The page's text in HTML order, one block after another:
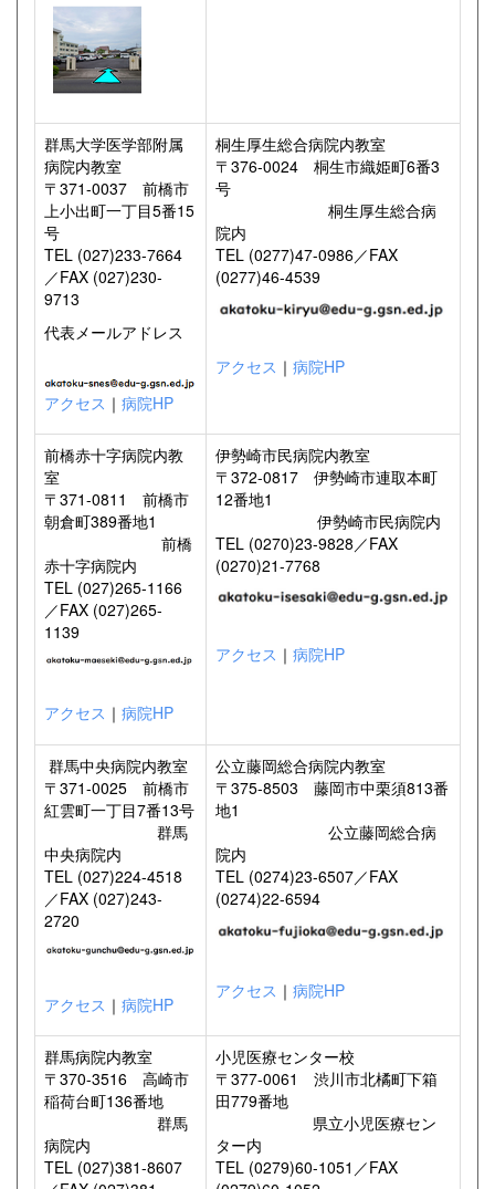
群馬大学医学部附属
病院内教室
〒371-0037 前橋市
上小出町一丁目5番15
号
TEL (027)233-7664
／FAX (027)230-
9713
代表メールアドレス
アクセス ｜ 病院HP
桐生厚生総合病院内教室
〒376-0024 桐生市織姫町6番3
号
桐生厚生総合病
院内
TEL (0277)47-0986／FAX
(0277)46-4539
アクセス ｜ 病院HP
前橋赤十字病院内教
室
〒371-0811 前橋市
朝倉町389番地1
前橋
赤十字病院内
TEL (027)265-1166
／FAX (027)265-
1139
アクセス ｜ 病院HP
伊勢崎市民病院内教室
〒372-0817 伊勢崎市連取本町
12番地1
伊勢崎市民病院内
TEL (0270)23-9828／FAX
(0270)21-7768
アクセス ｜ 病院HP
群馬中央病院内教室
〒371-0025 前橋市
紅雲町一丁目7番13号
群馬
中央病院内
TEL (027)224-4518
／FAX (027)243-
2720
アクセス ｜ 病院HP
公立藤岡総合病院内教室
〒375-8503 藤岡市中栗須813番
地1
公立藤岡総合病
院内
TEL (0274)23-6507／FAX
(0274)22-6594
アクセス ｜ 病院HP
群馬病院内教室
〒370-3516 高崎市
稲荷台町136番地
群馬
病院内
TEL (027)381-8607
小児医療センター校
〒377-0061 渋川市北橘町下箱
田779番地
県立小児医療セン
ター内
TEL (0279)60-1051／FAX